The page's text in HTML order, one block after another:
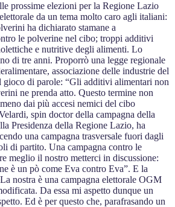
prossime elezioni per la Regione Lazio
da un tema molto caro agli italiani:
ha dichiarato stamane a
le polverine nel cibo; troppi additivi
e nutritive degli alimenti. Lo
di tre anni. Proporrò una legge regionale
associazione delle industrie del
gioco di parole: “Gli additivi alimentari non
ne prenda atto. Questo termine non
dai più accesi nemici del cibo
spin doctor della campagna della
Presidenza della Regione Lazio, ha
una campagna trasversale fuori dagli
di partito. Una campagna contro le
meglio il nostro metterci in discussione:
è un pò come Eva contro Eva”. E la
nostra è una campagna elettorale OGM
Da essa mi aspetto dunque un
Ed è per questo che, parafrasando un